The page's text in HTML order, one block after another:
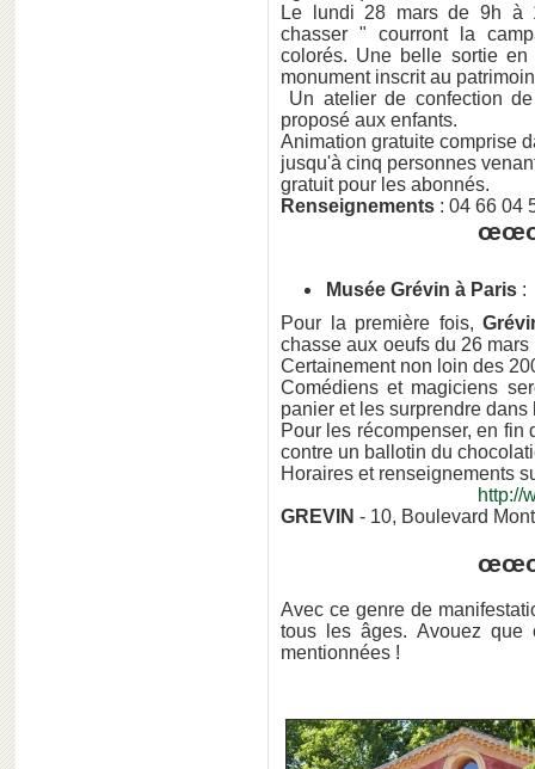
Le lundi 28 mars de 9h à
chasser " courront la
colorés. Une belle sortie
monument inscrit au
Un atelier de confection
proposé aux enfants.
Animation gratuite comprise
jusqu'à cinq personnes
gratuit pour les abonnés.
Renseignements : 04 66 04
Musée Grévin à Paris :
Pour la première fois,
chasse aux oeufs du 26
Certainement non loin des
Comédiens et magiciens
panier et les surprendre
Pour les récompenser, en
contre un ballotin du
Horaires et renseignements
http://
GREVIN - 10, Boulevard
Avec ce genre de
tous les âges. Avouez que
mentionnées !